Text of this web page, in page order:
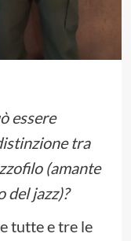
essere
tra
(amante
del jazz)?
tutte e tre le